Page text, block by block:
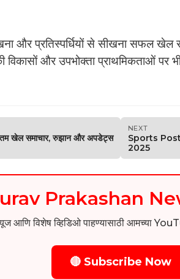
और प्रतिस्पर्धियों से सीखना सफल खेल
विकासों और उपभोक्ता प्राथमिकताओं
खेल समाचार, रुझान और अपडेट्स
NEXT
Sports Post
2025
Prakashan
न्यूज आणि विशेष व्हिडिओ पाहण्यासाठी
🔴 Subscribe Now